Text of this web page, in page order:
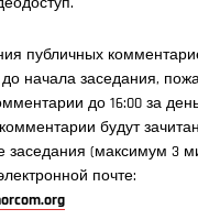
публичных
начала заседания,
до 16:00 за
будут
заседания (максимум 3
почте: